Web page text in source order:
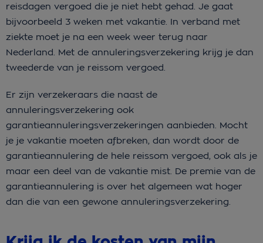
reisdagen vergoed die je niet hebt gehad. Je gaat
bijvoorbeeld 3 weken met vakantie. In verband met
ziekte moet je na een week weer terug naar
Nederland. Met de annuleringsverzekering krijg je dan
tweederde van je reissom vergoed.
Er zijn verzekeraars die naast de
annuleringsverzekering ook
garantieannuleringsverzekeringen aanbieden. Mocht
je je vakantie moeten afbreken, dan wordt door de
garantieannulering de hele reissom vergoed, ook als je
maar een deel van de vakantie mist. De premie van de
garantieannulering is over het algemeen wat hoger
dan die van een gewone annuleringsverzekering.